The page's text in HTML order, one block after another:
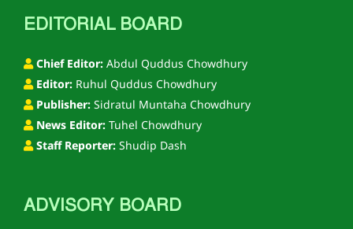
EDITORIAL BOARD
Chief Editor: Abdul Quddus Chowdhury
Editor: Ruhul Quddus Chowdhury
Publisher: Sidratul Muntaha Chowdhury
News Editor: Tuhel Chowdhury
Staff Reporter: Shudip Dash
ADVISORY BOARD